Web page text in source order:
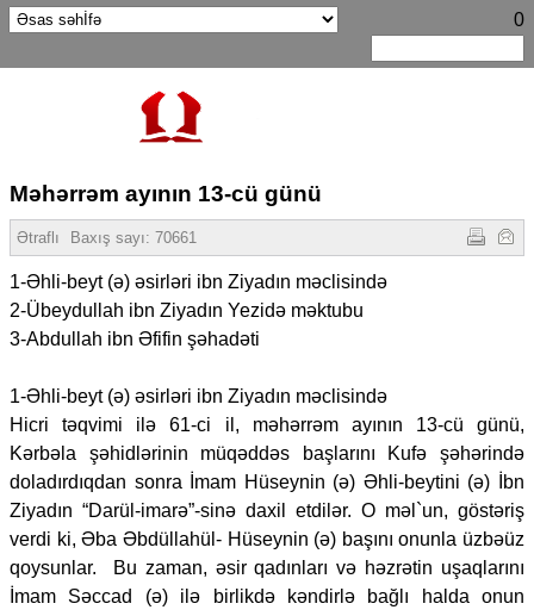
0
Məhərrəm ayının 13-cü günü
Ətraflı Baxış sayı: 70661
1-Əhli-beyt (ə) əsirləri ibn Ziyadın məclisində
2-Übeydullah ibn Ziyadın Yezidə məktubu
3-Abdullah ibn Əfifin şəhadəti
1-Əhli-beyt (ə) əsirləri ibn Ziyadın məclisində
Hicri təqvimi ilə 61-ci il, məhərrəm ayının 13-cü günü,
Kərbəla şəhidlərinin müqəddəs başlarını Kufə şəhərində
doladırdıqdan sonra İmam Hüseynin (ə) Əhli-beytini (ə) İbn
Ziyadın “Darül-imarə”-sinə daxil etdilər. O məl`un, göstəriş
verdi ki, Əba Əbdüllahül- Hüseynin (ə) başını onunla üzbəüz
qoysunlar. Bu zaman, əsir qadınları və həzrətin uşaqlarını
İmam Səccad (ə) ilə birlikdə kəndirlə bağlı halda onun